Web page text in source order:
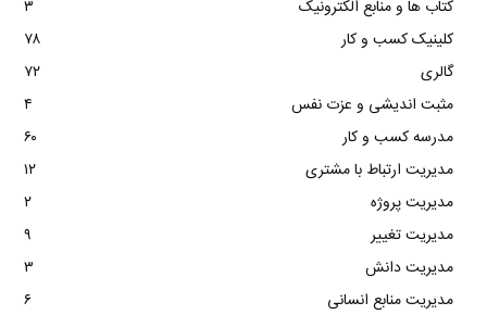
کتاب ها و منابع الکترونیک
۳
کلینیک کسب و کار
۷۸
گالری
۷۲
مثبت اندیشی و عزت نفس
۴
مدرسه کسب و کار
۶۰
مدیریت ارتباط با مشتری
۱۲
مدیریت پروژه
۲
مدیریت تغییر
۹
مدیریت دانش
۳
مدیریت منابع انسانی
۶